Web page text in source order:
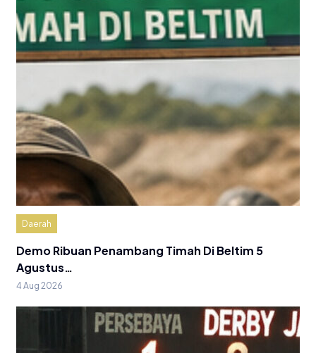
Daerah
Demo Ribuan Penambang Timah Di Beltim 5
Agustus…
4 Aug 2026